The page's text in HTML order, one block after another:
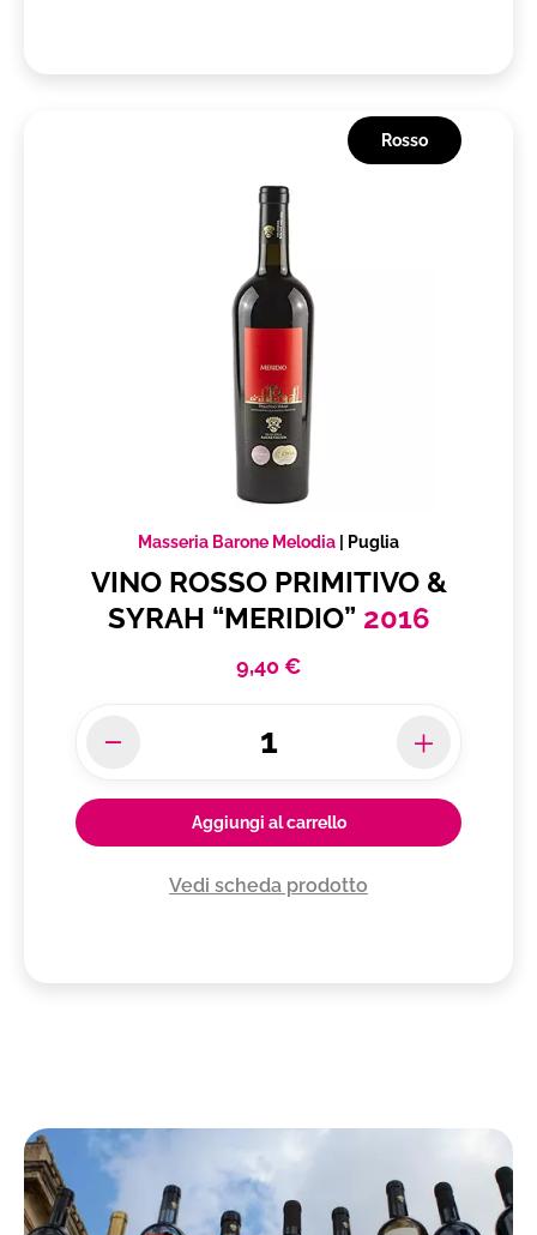
Rosso
Masseria Barone Melodia Puglia
VINO ROSSO PRIMITIVO &
SYRAH “MERIDIO” 2016
9,40 €
Aggiungi al carrello
Vedi scheda prodotto